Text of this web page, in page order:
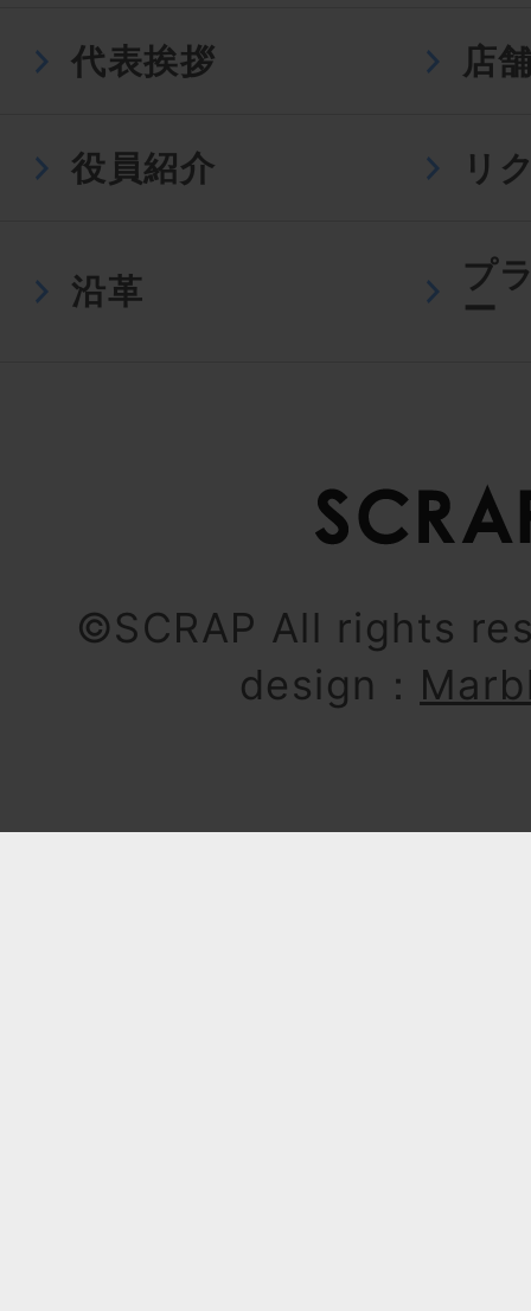
代表挨拶 店
役員紹介 リ
沿革
プ
ー
©SCRAP All rights
design：